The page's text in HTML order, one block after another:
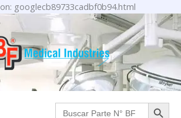
googlecb89733cadbf0b94.html
al
contenido
Buscar: BOTÓN DE